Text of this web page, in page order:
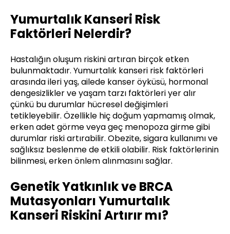
Yumurtalık Kanseri Risk
Faktörleri Nelerdir?
Hastalığın oluşum riskini artıran birçok etken
bulunmaktadır. Yumurtalık kanseri risk faktörleri
arasında ileri yaş, ailede kanser öyküsü, hormonal
dengesizlikler ve yaşam tarzı faktörleri yer alır
çünkü bu durumlar hücresel değişimleri
tetikleyebilir. Özellikle hiç doğum yapmamış olmak,
erken adet görme veya geç menopoza girme gibi
durumlar riski artırabilir. Obezite, sigara kullanımı ve
sağlıksız beslenme de etkili olabilir. Risk faktörlerinin
bilinmesi, erken önlem alınmasını sağlar.
Genetik Yatkınlık ve BRCA
Mutasyonları Yumurtalık
Kanseri Riskini Artırır mı?